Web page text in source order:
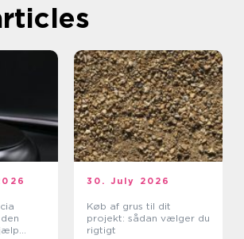
30. July 2026
Køb af grus til dit
projekt: sådan vælger du
rigtigt